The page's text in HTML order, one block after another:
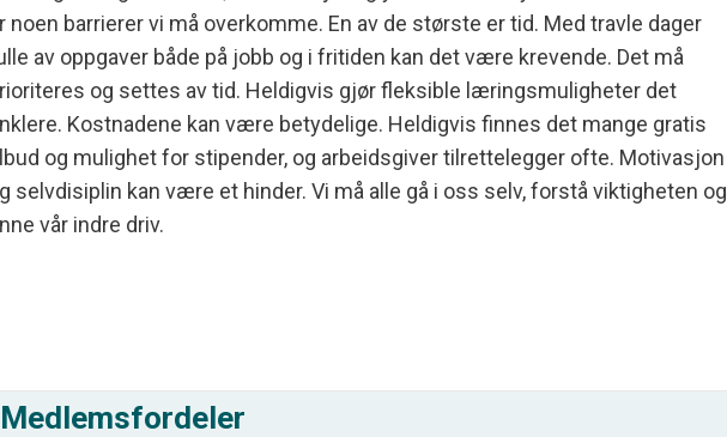
noen barrierer vi må overkomme. En av de største er tid. Med travle dager
av oppgaver både på jobb og i fritiden kan det være krevende. Det må
og settes av tid. Heldigvis gjør fleksible læringsmuligheter det
Kostnadene kan være betydelige. Heldigvis finnes det mange gratis
og mulighet for stipender, og arbeidsgiver tilrettelegger ofte. Motivasjon
selvdisiplin kan være et hinder. Vi må alle gå i oss selv, forstå viktigheten og
vår indre driv.
Medlemsfordeler